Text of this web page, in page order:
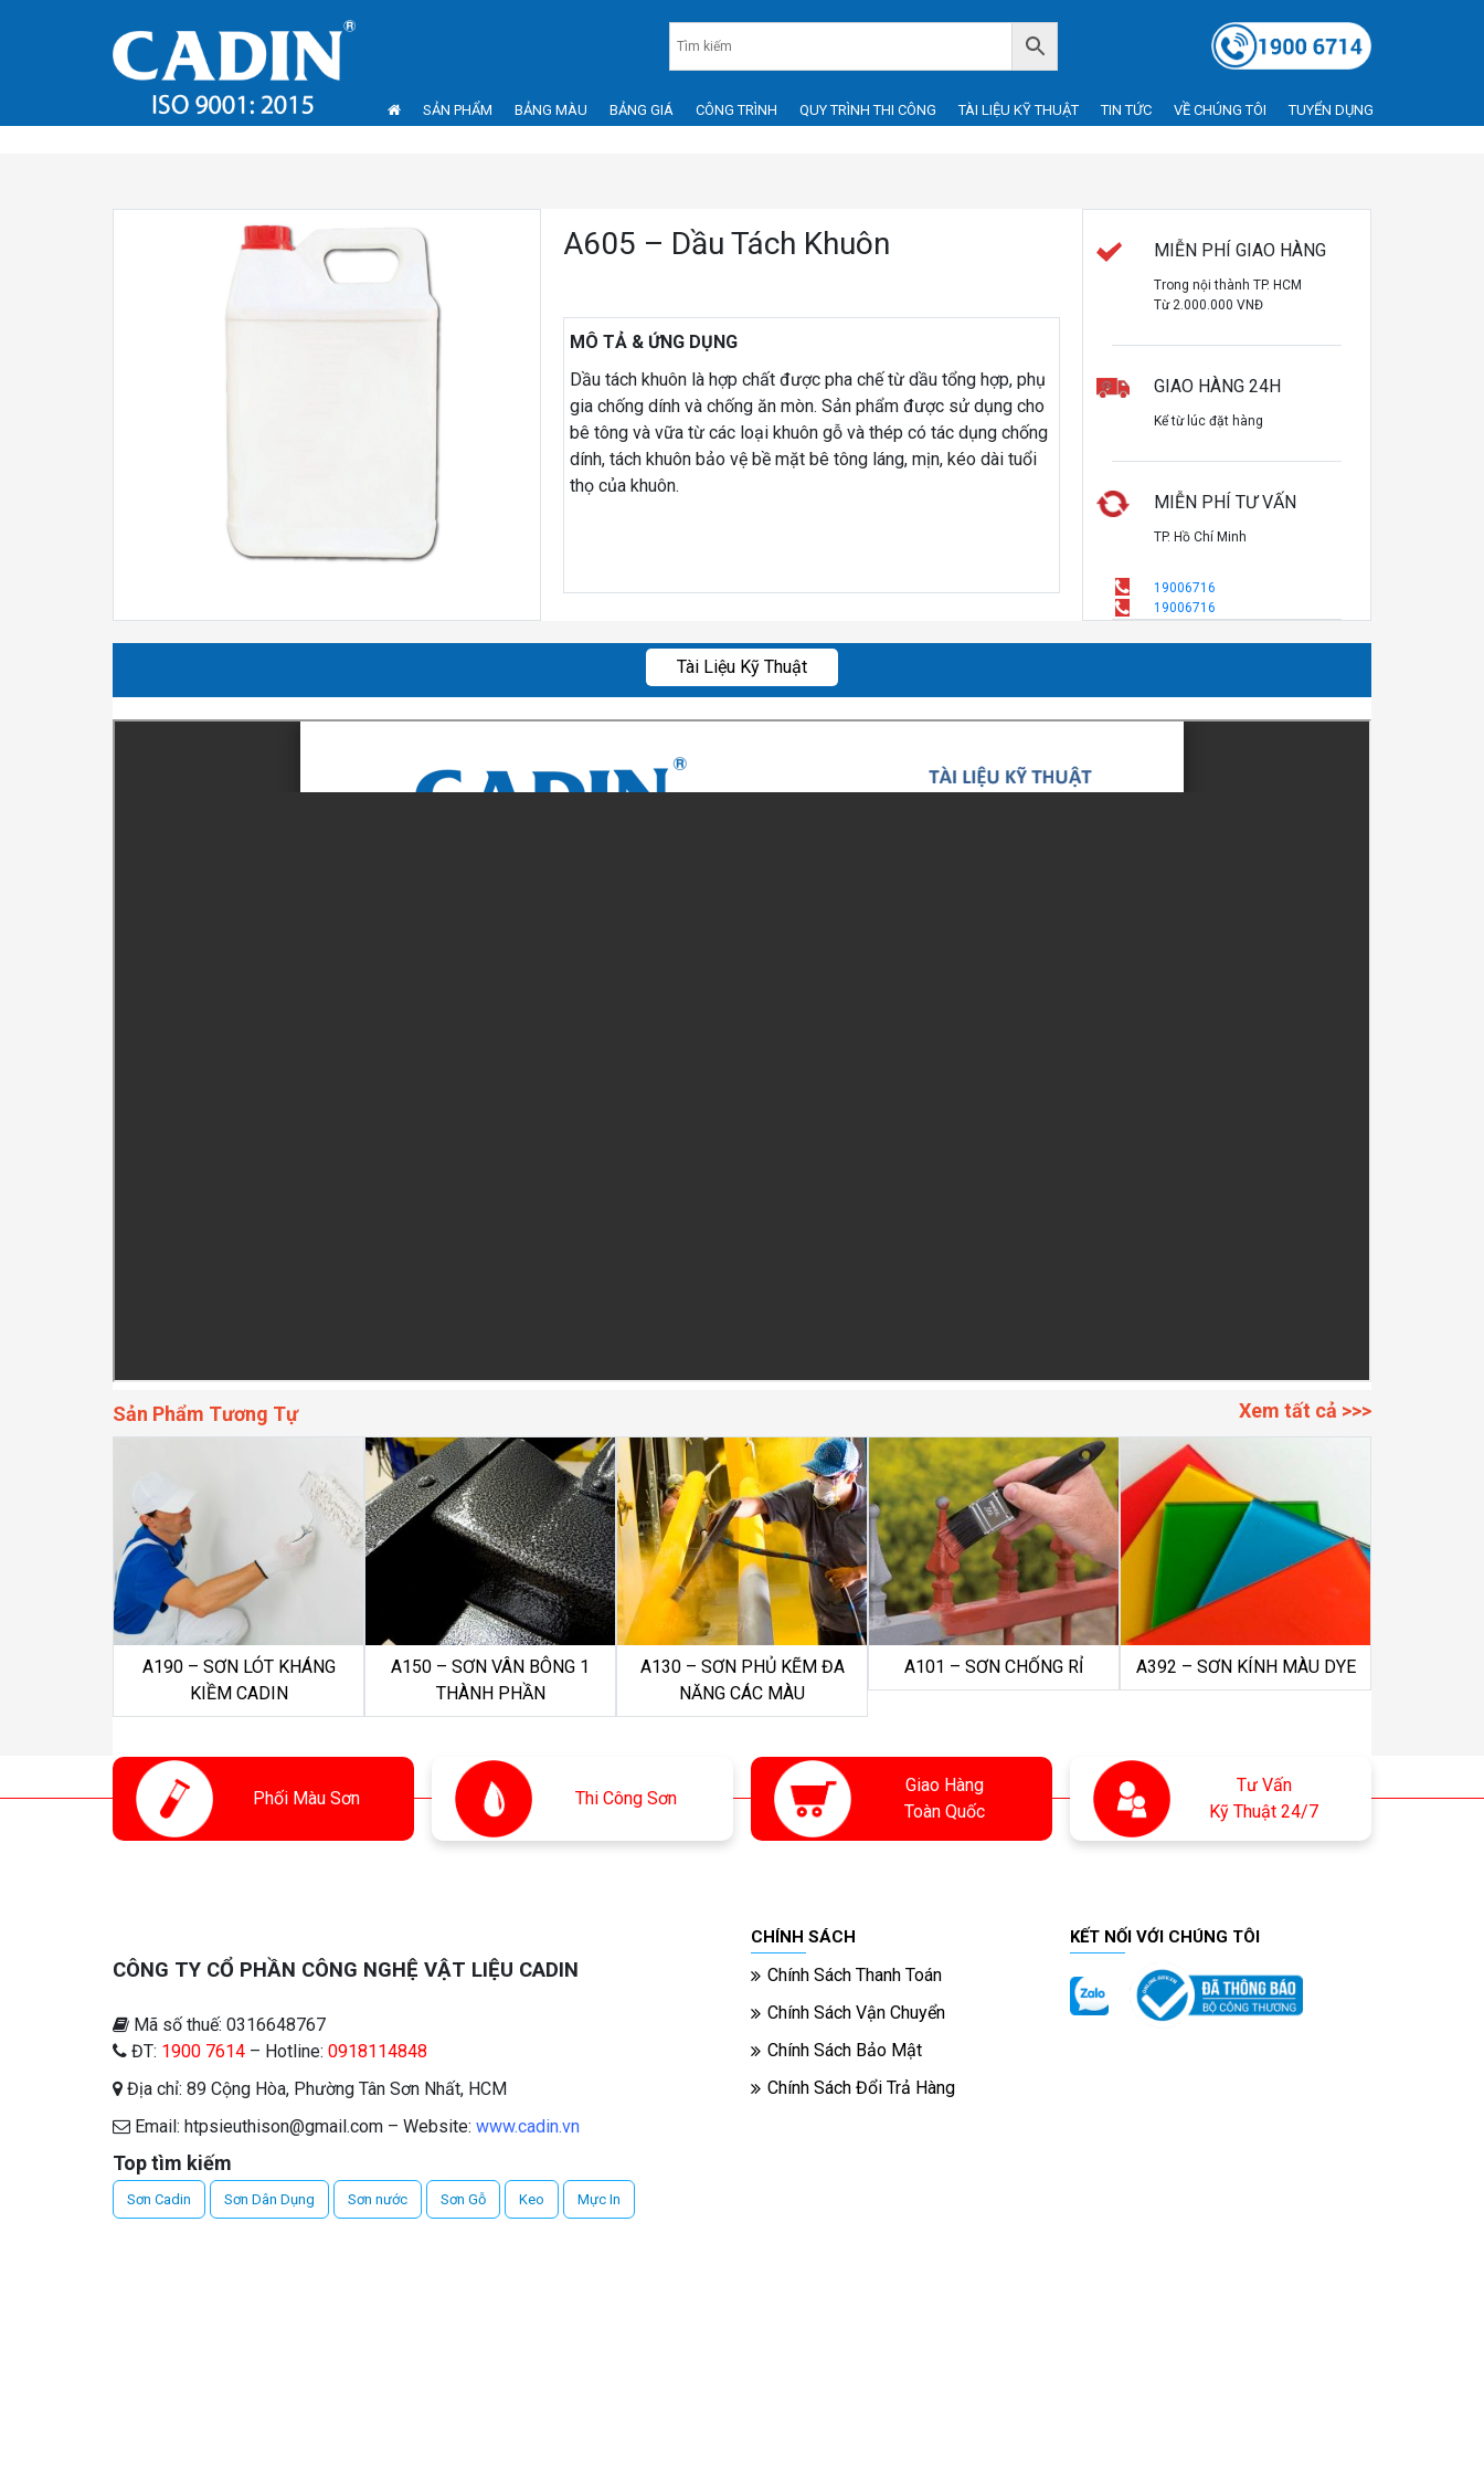
SẢN PHẨM BẢNG MÀU BẢNG GIÁ CÔNG TRÌNH QUY TRÌNH THI CÔNG TÀI LIỆU KỸ THUẬT TIN TỨC VỀ CHÚNG TÔI TUYỂN DỤNG
A605 – Dầu Tách Khuôn
MÔ TẢ & ỨNG DỤNG
Dầu tách khuôn là hợp chất được pha chế từ dầu tổng hợp, phụ
gia chống dính và chống ăn mòn. Sản phẩm được sử dụng cho
bê tông và vữa từ các loại khuôn gỗ và thép có tác dụng chống
dính, tách khuôn bảo vệ bề mặt bê tông láng, mịn, kéo dài tuổi
thọ của khuôn.
MIỄN PHÍ GIAO HÀNG
Trong nội thành TP. HCM
Từ 2.000.000 VNĐ
GIAO HÀNG 24H
Kể từ lúc đặt hàng
MIỄN PHÍ TƯ VẤN
TP. Hồ Chí Minh
19006716
19006716
Tài Liệu Kỹ Thuật
Sản Phẩm Tương Tự Xem tất cả >>>
A190 – SƠN LÓT KHÁNG
KIỀM CADIN
A150 – SƠN VÂN BÔNG 1
THÀNH PHẦN
A130 – SƠN PHỦ KẼM ĐA
NĂNG CÁC MÀU
A101 – SƠN CHỐNG RỈ A392 – SƠN KÍNH MÀU DYE
Phối Màu Sơn ThiCông Sơn
Giao Hàng
Toàn Quốc
Tư Vấn
Kỹ Thuật 24/7
CÔNG TY CỔ PHẦN CÔNG NGHỆ VẬT LIỆU CADIN
Mã số thuế: 0316648767
ĐT: 1900 7614 – Hotline: 0918114848
Địa chỉ: 89 Cộng Hòa, Phường Tân Sơn Nhất, HCM
Email: htpsieuthison@gmail.com – Website: www.cadin.vn
Top tìm kiếm
Sơn Cadin Sơn Dân Dụng Sơn nước Sơn Gỗ Keo Mực In
CHÍNH SÁCH
Chính Sách Thanh Toán
Chính Sách Vận Chuyển
Chính Sách Bảo Mật
Chính Sách Đổi Trả Hàng
KẾT NỐI VỚI CHÚNG TÔI